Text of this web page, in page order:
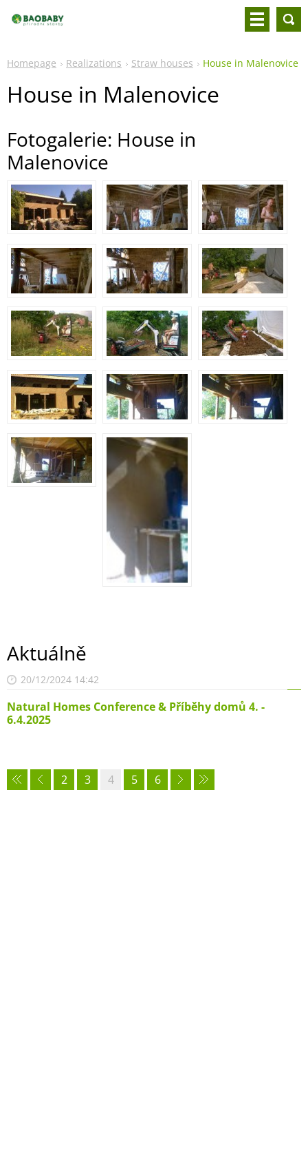
Homepage Realizations Straw houses House in Malenovice
House in Malenovice
Fotogalerie: House in
Malenovice
Aktuálně
20/12/2024 14:42
Natural Homes Conference & Příběhy domů 4. -
6.4.2025
2 3 4 5 6